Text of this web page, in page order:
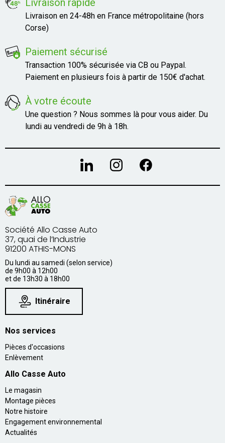
Livraison rapide
Livraison en 24-48h en France métropolitaine (hors
Corse)
Paiement sécurisé
Transaction 100% sécurisée via CB ou Paypal.
Paiement en plusieurs fois à partir de 150€ d'achat.
À votre écoute
Une question ? Nous sommes là pour vous aider. Du
lundi au vendredi de 9h à 18h.
Société Allo Casse Auto
37, quai de l’Industrie
91200 ATHIS-MONS
Du lundi au samedi (selon service)
de 9h00 à 12h00
et de 13h30 à 18h00
Itinéraire
Nos services
Pièces d'occasions
Enlèvement
Allo Casse Auto
Le magasin
Montage pièces
Notre histoire
Engagement environnemental
Actualités